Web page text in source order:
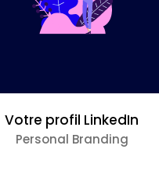
Téléchargez
le programme
Votre profil LinkedIn
Personal Branding